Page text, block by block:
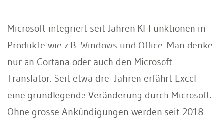
Microsoft integriert seit Jahren KI-Funktionen in
Produkte wie z.B. Windows und Office. Man denke
nur an Cortana oder auch den Microsoft
Translator. Seit etwa drei Jahren erfährt Excel
eine grundlegende Veränderung durch Microsoft.
Ohne grosse Ankündigungen werden seit 2018